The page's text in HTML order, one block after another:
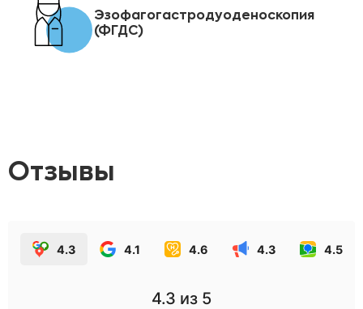
Эзофагогастродуоденоскопия
(ФГДС)
Отзывы
4.3 4.1 4.6 4.3 4.5
4.3 из 5